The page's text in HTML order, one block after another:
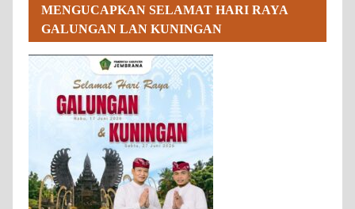
MENGUCAPKAN SELAMAT HARI RAYA
GALUNGAN LAN KUNINGAN